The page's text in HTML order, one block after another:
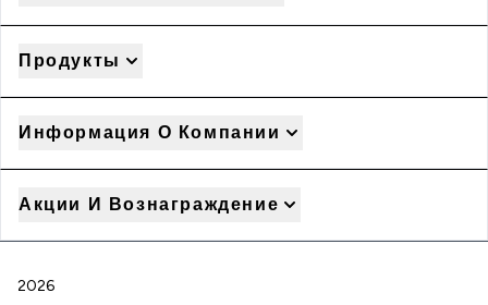
Продукты
Информация О Компании
Акции И Вознаграждение
2026